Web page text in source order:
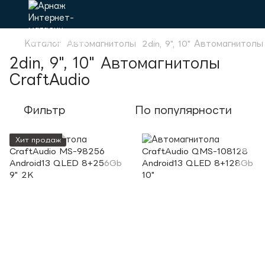
Каталог Автомагнитолы 2din, 9", 10" Автомагнитолы
2din, 9", 10" Автомагнитолы
CraftAudio
Фильтр По популярности
Хит продаж